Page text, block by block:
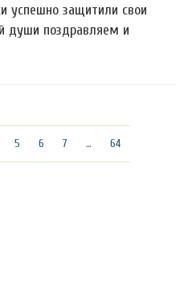
успешно защитили свои
души поздравляем и
5 6 7 … 64